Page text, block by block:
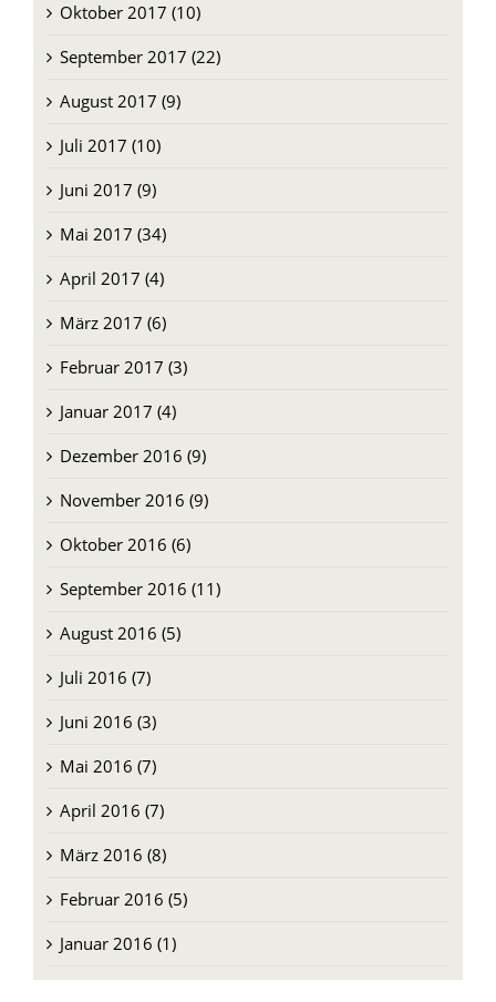
Oktober 2017 (10)
September 2017 (22)
August 2017 (9)
Juli 2017 (10)
Juni 2017 (9)
Mai 2017 (34)
April 2017 (4)
März 2017 (6)
Februar 2017 (3)
Januar 2017 (4)
Dezember 2016 (9)
November 2016 (9)
Oktober 2016 (6)
September 2016 (11)
August 2016 (5)
Juli 2016 (7)
Juni 2016 (3)
Mai 2016 (7)
April 2016 (7)
März 2016 (8)
Februar 2016 (5)
Januar 2016 (1)